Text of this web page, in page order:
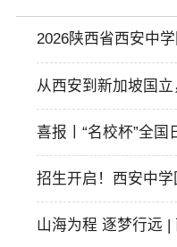
2026陕西省西安中
从西安到新加坡国
气，活成了全球舞
喜报丨“名校杯”全
学子载誉而归！
招生开启！西安中
学要求须知
山海为程 逐梦行远 |